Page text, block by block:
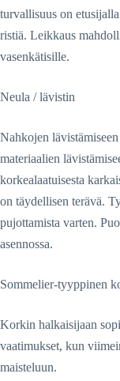
turvallisuus on
ristiä. Leikkaus
vasenkätisille.
Neula / lävistin
Nahkojen
materiaalien
korkealaatuisesta
on täydellisen terävä.
pujottamista varten.
asennossa.
Sommelier-tyyppinen
Korkin halkaisijaan
vaatimukset, kun
maisteluun.